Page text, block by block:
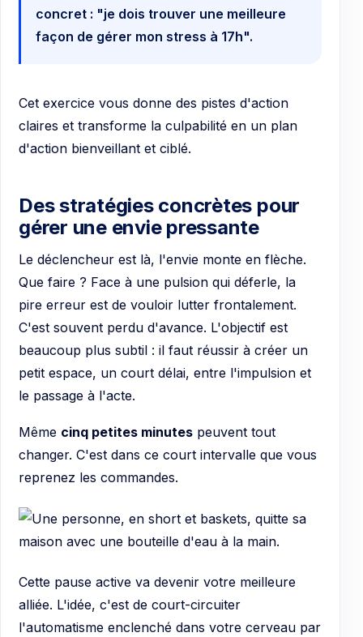
concret : "je dois trouver une meilleure
façon de gérer mon stress à 17h".
Cet exercice vous donne des pistes d'action
claires et transforme la culpabilité en un plan
d'action bienveillant et ciblé.
Des stratégies concrètes pour
gérer une envie pressante
Le déclencheur est là, l'envie monte en flèche.
Que faire ? Face à une pulsion qui déferle, la
pire erreur est de vouloir lutter frontalement.
C'est souvent perdu d'avance. L'objectif est
beaucoup plus subtil : il faut réussir à créer un
petit espace, un court délai, entre l'impulsion et
le passage à l'acte.
Même cinq petites minutes peuvent tout
changer. C'est dans ce court intervalle que vous
reprenez les commandes.
Cette pause active va devenir votre meilleure
alliée. L'idée, c'est de court-circuiter
l'automatisme enclenché dans votre cerveau par